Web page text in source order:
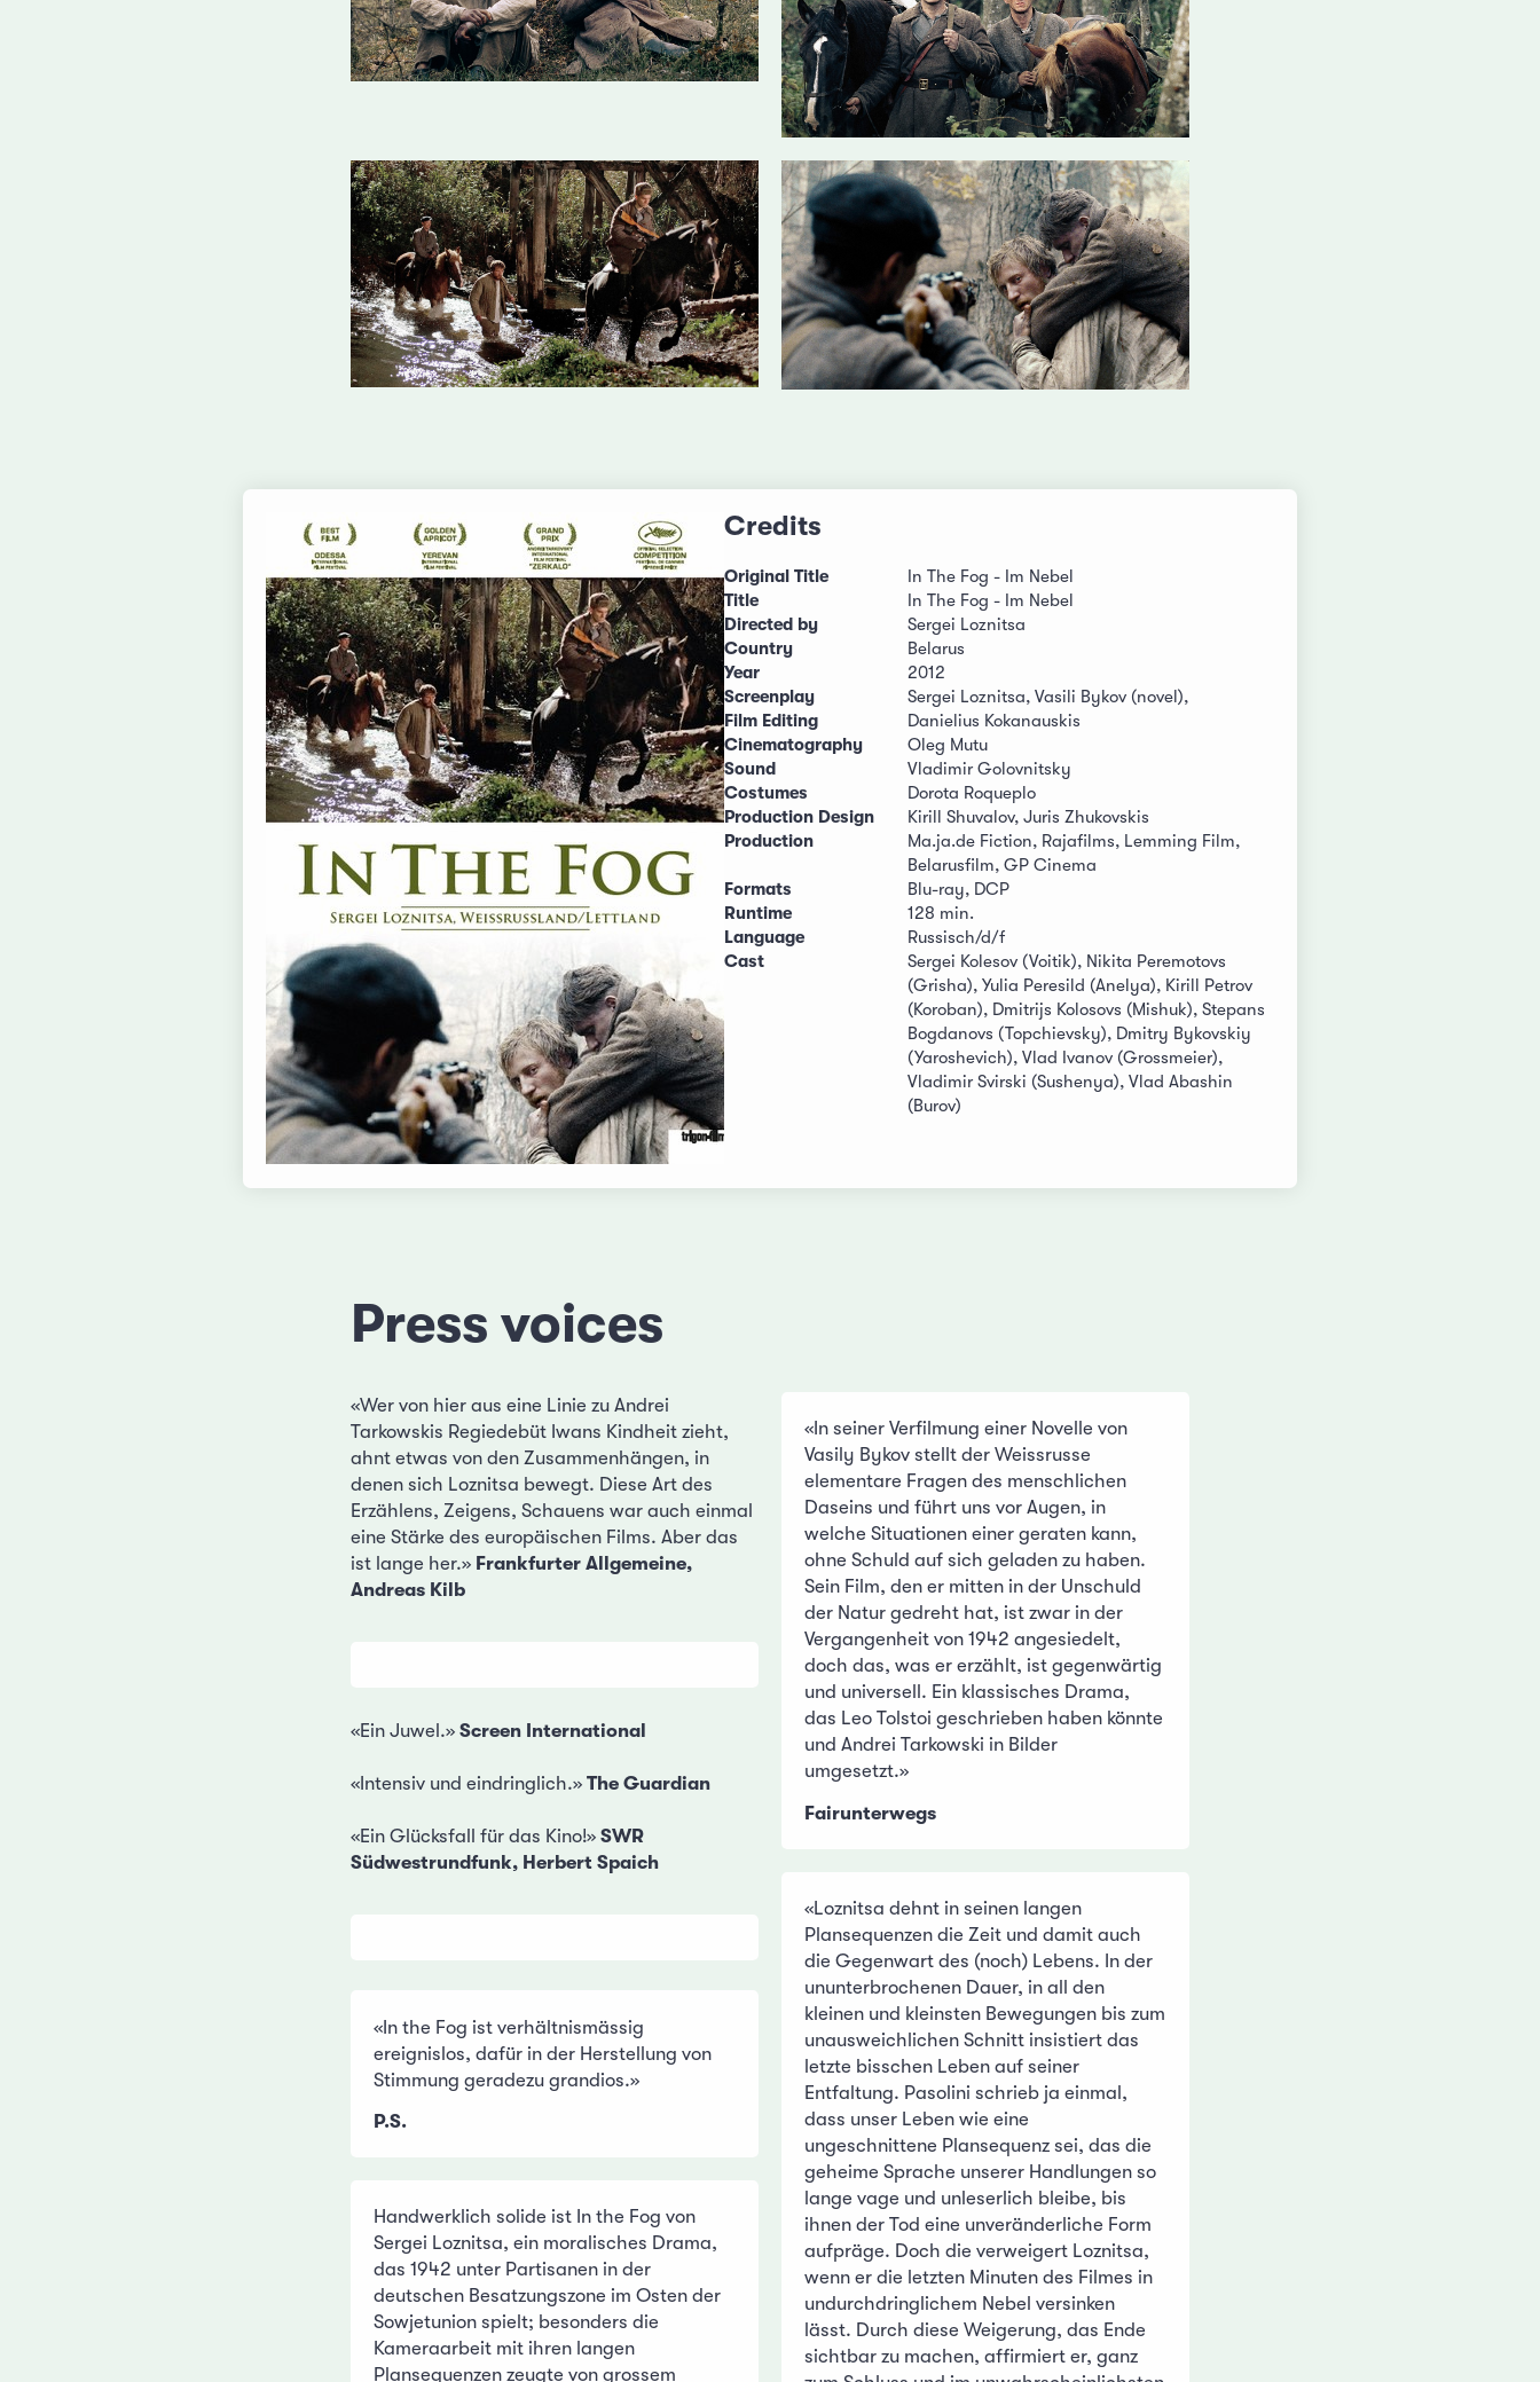
Credits
Original Title
In The Fog - Im Nebel
Title
In The Fog - Im Nebel
Directed by
Sergei Loznitsa
Country
Belarus
Year
2012
Screenplay
Sergei Loznitsa, Vasili Bykov (novel),
Film Editing
Danielius Kokanauskis
Cinematography
Oleg Mutu
Sound
Vladimir Golovnitsky
Costumes
Dorota Roqueplo
Production Design
Kirill Shuvalov, Juris Zhukovskis
Production
Ma.ja.de Fiction, Rajafilms, Lemming Film,
Belarusfilm, GP Cinema
Formats
Blu-ray, DCP
Runtime
128 min.
Language
Russisch/d/f
Cast
Sergei Kolesov (Voitik), Nikita Peremotovs
(Grisha), Yulia Peresild (Anelya), Kirill Petrov
(Koroban), Dmitrijs Kolosovs (Mishuk), Stepans
Bogdanovs (Topchievsky), Dmitry Bykovskiy
(Yaroshevich), Vlad Ivanov (Grossmeier),
Vladimir Svirski (Sushenya), Vlad Abashin
(Burov)
Press voices
«Wer von hier aus eine Linie zu Andrei
Tarkowskis Regiedebüt Iwans Kindheit zieht,
ahnt etwas von den Zusammenhängen, in
denen sich Loznitsa bewegt. Diese Art des
Erzählens, Zeigens, Schauens war auch einmal
eine Stärke des europäischen Films. Aber das
ist lange her.»Frankfurter Allgemeine,
Andreas Kilb
«Ein Juwel.» Screen International
«Intensiv und eindringlich.» The Guardian
«Ein Glücksfall für das Kino!»SWR
Südwestrundfunk, Herbert Spaich
«In the Fog ist verhältnismässig
ereignislos, dafür in der Herstellung von
Stimmung geradezu grandios.»
P.S.
Handwerklich solide ist In the Fog von
Sergei Loznitsa, ein moralisches Drama,
das 1942 unter Partisanen in der
deutschen Besatzungszone im Osten der
Sowjetunion spielt; besonders die
Kameraarbeit mit ihren langen
Plansequenzen zeugte von grossem
«In seiner Verfilmung einer Novelle von
Vasily Bykov stellt der Weissrusse
elementare Fragen des menschlichen
Daseins und führt uns vor Augen, in
welche Situationen einer geraten kann,
ohne Schuld auf sich geladen zu haben.
Sein Film, den er mitten in der Unschuld
der Natur gedreht hat, ist zwar in der
Vergangenheit von 1942 angesiedelt,
doch das, was er erzählt, ist gegenwärtig
und universell. Ein klassisches Drama,
das Leo Tolstoi geschrieben haben könnte
und Andrei Tarkowski in Bilder
umgesetzt.»
Fairunterwegs
«Loznitsa dehnt in seinen langen
Plansequenzen die Zeit und damit auch
die Gegenwart des (noch) Lebens. In der
ununterbrochenen Dauer, in all den
kleinen und kleinsten Bewegungen bis zum
unausweichlichen Schnitt insistiert das
letzte bisschen Leben auf seiner
Entfaltung. Pasolini schrieb ja einmal,
dass unser Leben wie eine
ungeschnittene Plansequenz sei, das die
geheime Sprache unserer Handlungen so
lange vage und unleserlich bleibe, bis
ihnen der Tod eine unveränderliche Form
aufpräge. Doch die verweigert Loznitsa,
wenn er die letzten Minuten des Filmes in
undurchdringlichem Nebel versinken
lässt. Durch diese Weigerung, das Ende
sichtbar zu machen, affirmiert er, ganz